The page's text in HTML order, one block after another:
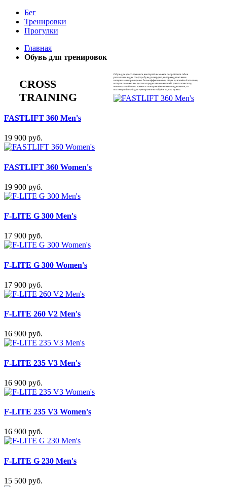
Бег
Тренировки
Прогулки
Главная
Обувь для тренировок
CROSS
TRAINING
Обувь для кросс-тренинга, в которой вы можете попробовать себя в
различных видах спорта; обувь для кардио, которая сделает ваши
интервальные тренировки более эффективными; обувь для тяжёлой атлетики,
которая поможет вам достичь предела возможностей, располагая стопу
максимально близко к земле и повторяя её естественное движение, - в
коллекции inov-8 для тренировок вы найдёте то, что нужно.
FASTLIFT 360 Men's
19 900 руб.
FASTLIFT 360 Women's
19 900 руб.
F-LITE G 300 Men's
17 900 руб.
F-LITE G 300 Women's
17 900 руб.
F-LITE 260 V2 Men's
16 900 руб.
F-LITE 235 V3 Men's
16 900 руб.
F-LITE 235 V3 Women's
16 900 руб.
F-LITE G 230 Men's
15 500 руб.